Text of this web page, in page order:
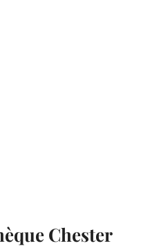
Chester